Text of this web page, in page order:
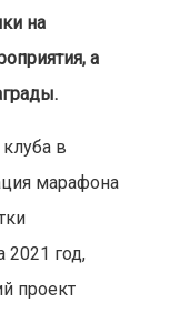
на
а
в
марафона
2021 год,
проект